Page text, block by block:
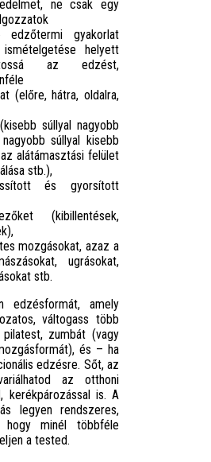
ne csak egy
gyakorlat
helyett
az edzést,
(előre, hátra, oldalra,
súllyal nagyobb
súllyal kisebb
alátámasztási felület
stb.),
és gyorsított
(kibillentések,
mozgásokat, azaz a
ugrásokat,
stb.
edzésformát, amely
váltogass több
zumbát (vagy
és – ha
edzésre. Sőt, az
az otthoni
kerékpározással is. A
legyen rendszeres,
minél többféle
a tested.